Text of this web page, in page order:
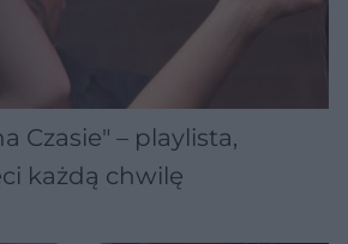
Czasie" – playlista,
każdą chwilę